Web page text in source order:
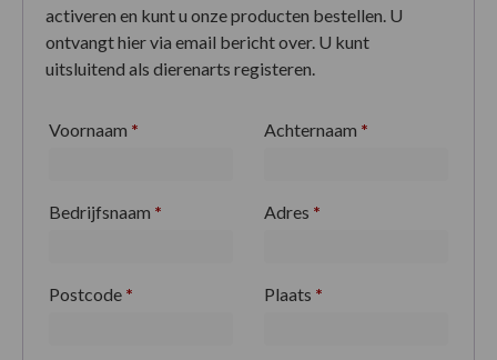
activeren en kunt u onze producten bestellen. U
ontvangt hier via email bericht over. U kunt
uitsluitend als dierenarts registeren.
Voornaam * Achternaam *
Bedrijfsnaam * Adres *
Postcode * Plaats *